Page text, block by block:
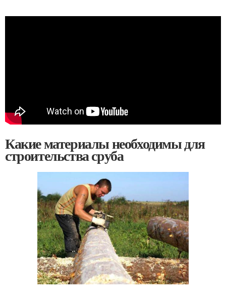
Какие материалы необходимы для
строительства сруба